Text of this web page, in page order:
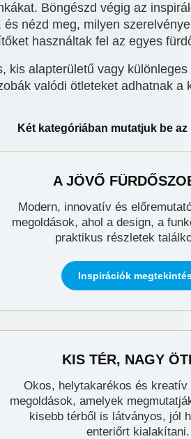
Böngészd végig az
és nézd meg, milyen
használtak fel az egyes
kis alapterületű vagy
valódi ötleteket adhatnak a
Két kategóriában mutatjuk be
A JÖVŐ
Modern, innovatív és
megoldások, ahol a design, a
praktikus részletek
Inspirációk
KIS TÉR, NAGY
Okos, helytakarékos és kreatív
megoldások, amelyek
kisebb térből is látványos, jól
enteriőrt kialakítani.